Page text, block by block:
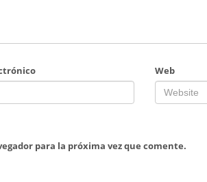
Web
para la próxima vez que comente.